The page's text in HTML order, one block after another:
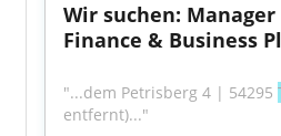
Wir suchen:
Finance & Business
"...dem Petrisberg 4 | 54295
entfernt)..."